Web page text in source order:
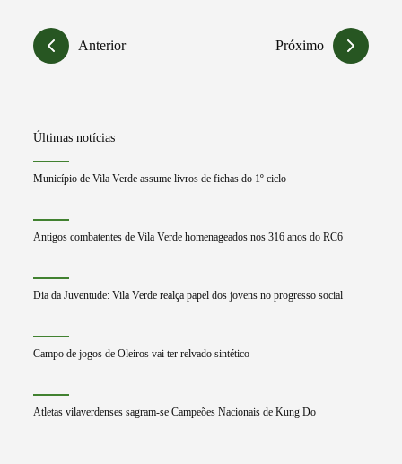
Anterior Próximo
Últimas notícias
Município de Vila Verde assume livros de fichas do 1º ciclo
Antigos combatentes de Vila Verde homenageados nos 316 anos do RC6
Dia da Juventude: Vila Verde realça papel dos jovens no progresso social
Campo de jogos de Oleiros vai ter relvado sintético
Atletas vilaverdenses sagram-se Campeões Nacionais de Kung Do